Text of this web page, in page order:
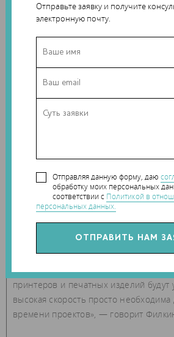
Отправьте заявку и получите
электронную почту.
Отправляя данную форму, даю
обработку моих персональных
соответствии с Политикой в
персональных данных.
авиадвигателей и сможет
модернизации лазеров.
«Просто подумайте, GE Aviation
топливных форсунок для двигателей
печатать детали в 10 раз быстрее,
миллионов часов сборки. По мере
принтеров и печатных изделий будут
высокая скорость просто
времени проектов», — говорит